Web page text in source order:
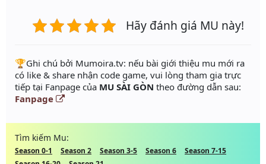
Hãy đánh giá MU này!
️🏆Ghi chú bởi Mumoira.tv: nếu bài giới thiệu mu mới ra
có like & share nhận code game, vui lòng tham gia trực
tiếp tại Fanpage của MU SÀI GÒN theo đường dẫn sau:
Fanpage
Tìm kiếm Mu:
Season 0-1 Season 2 Season 3-5 Season 6
Season 7-15